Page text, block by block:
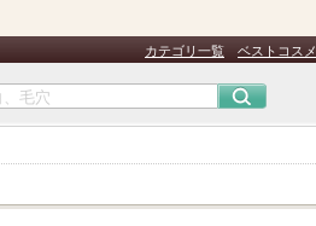
カテゴリ一覧 ベストコスメ